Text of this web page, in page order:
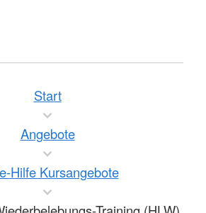
Start
Angebote
Hilfe Kursangebote